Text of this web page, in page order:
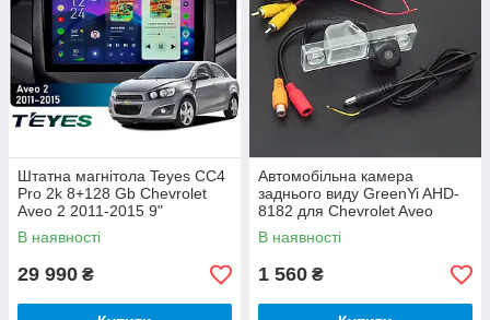
Штатна магнітола Teyes CC4
Pro 2k 8+128 Gb Chevrolet
Aveo 2 2011-2015 9"
В наявності
29 990 ₴
Автомобільна камера
заднього виду GreenYi AHD-
8182 для Chevrolet Aveo
Cruze Buick Lacrosse
В наявності
1 560 ₴